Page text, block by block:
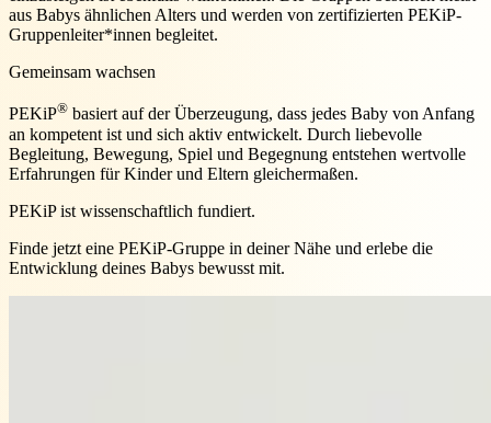
aus Babys ähnlichen Alters und werden von zertifizierten PEKiP-
Gruppenleiter*innen begleitet.
Gemeinsam wachsen
PEKiP® basiert auf der Überzeugung, dass jedes Baby von Anfang
an kompetent ist und sich aktiv entwickelt. Durch liebevolle
Begleitung, Bewegung, Spiel und Begegnung entstehen wertvolle
Erfahrungen für Kinder und Eltern gleichermaßen.
PEKiP ist wissenschaftlich fundiert.
Finde jetzt eine PEKiP-Gruppe in deiner Nähe und erlebe die
Entwicklung deines Babys bewusst mit.